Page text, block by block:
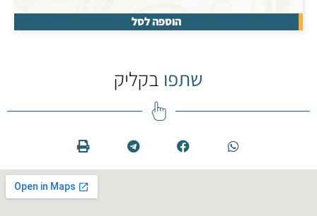
הוספה לסל
שתפו בקליק